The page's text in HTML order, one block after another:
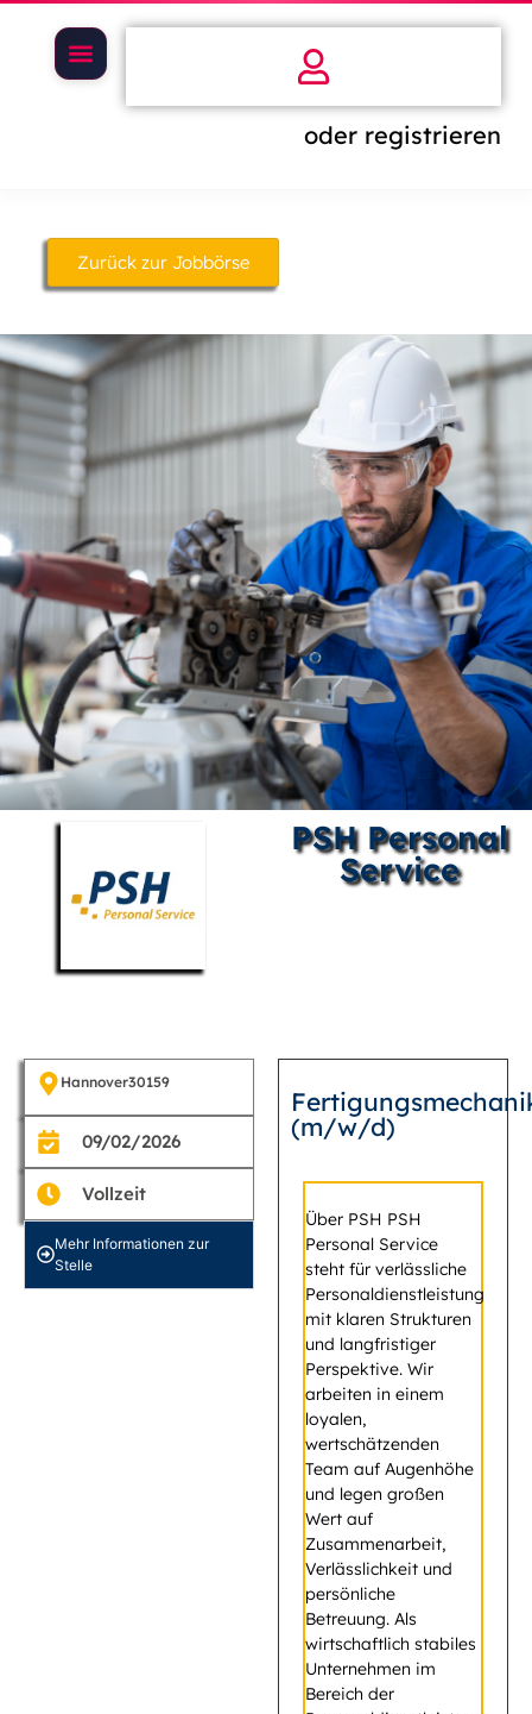
oder registrieren
Zurück zur Jobbörse
PSH Personal
Service
Hannover30159
09/02/2026
Vollzeit
Mehr Informationen zur
Stelle
(m/w/d)
Über PSH PSH
Personal Service
steht für verlässliche
Personaldienstleistung
mit klaren Strukturen
und langfristiger
Perspektive. Wir
arbeiten in einem
loyalen,
wertschätzenden
Team auf Augenhöhe
und legen großen
Wert auf
Zusammenarbeit,
Verlässlichkeit und
persönliche
Betreuung. Als
wirtschaftlich stabiles
Unternehmen im
Bereich der